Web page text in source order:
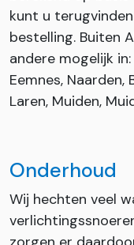
kunt u
bestelling. Buiten
andere mogelijk
Eemnes, Naarden,
Laren, Muiden,
Onderhoud
Wij hechten veel